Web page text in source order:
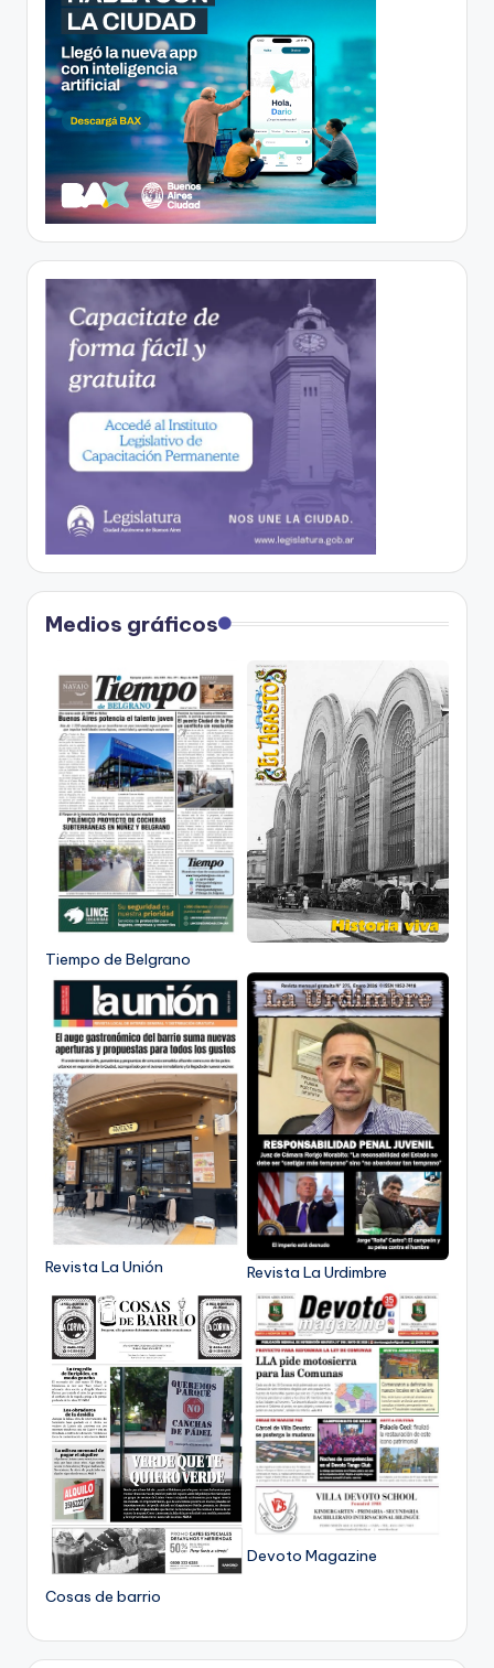
Medios gráficos
Tiempo de Belgrano
Revista La Unión Revista La Urdimbre
Cosas de barrio
Devoto Magazine